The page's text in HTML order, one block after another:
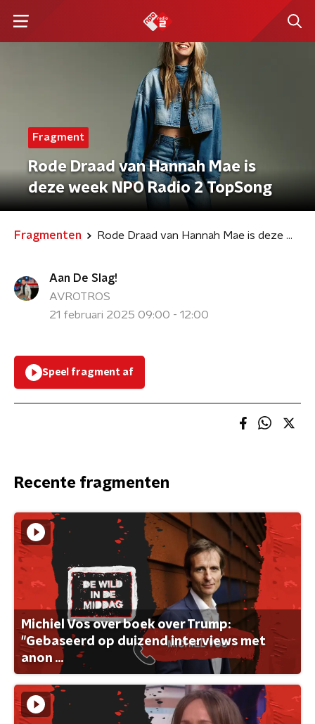
Fragment
Rode Draad van Hannah Mae is
deze week NPO Radio 2 TopSong
Fragmenten Rode Draad van Hannah Mae is deze week NPO Radio 2 TopSong
Aan De Slag!
AVROTROS
21 februari 2025 09:00 - 12:00
Speel fragment af
Recente fragmenten
Michiel Vos over boek over Trump:
"Gebaseerd op duizend interviews met
anon ...